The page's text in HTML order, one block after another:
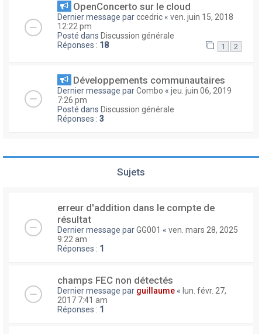
OpenConcerto sur le cloud
Dernier message parccedric « ven. juin 15, 2018
12:22 pm
Posté dans Discussion générale
Réponses : 18 1 2
Développements communautaires
Dernier message parCombo « jeu. juin 06, 2019
7:26 pm
Posté dans Discussion générale
Réponses : 3
Sujets
erreur d'addition dans le compte de
résultat
Dernier message parGG001 « ven. mars 28, 2025
9:22 am
Réponses : 1
champs FEC non détectés
Dernier message par guillaume « lun. févr. 27,
2017 7:41 am
Réponses : 1